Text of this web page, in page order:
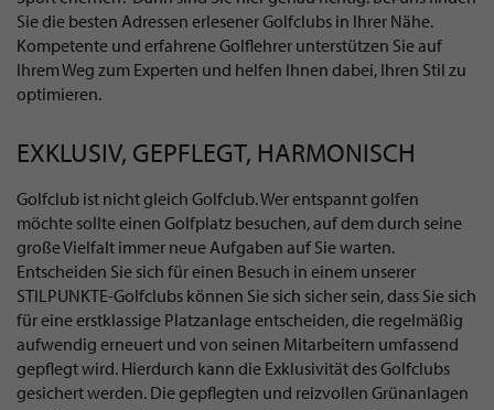
Sie die besten Adressen erlesener Golfclubs in Ihrer Nähe.
Kompetente und erfahrene Golflehrer unterstützen Sie auf
Ihrem Weg zum Experten und helfen Ihnen dabei, Ihren Stil zu
optimieren.
EXKLUSIV, GEPFLEGT, HARMONISCH
Golfclub ist nicht gleich Golfclub. Wer entspannt golfen
möchte sollte einen Golfplatz besuchen, auf dem durch seine
große Vielfalt immer neue Aufgaben auf Sie warten.
Entscheiden Sie sich für einen Besuch in einem unserer
STILPUNKTE-Golfclubs können Sie sich sicher sein, dass Sie sich
für eine erstklassige Platzanlage entscheiden, die regelmäßig
aufwendig erneuert und von seinen Mitarbeitern umfassend
gepflegt wird. Hierdurch kann die Exklusivität des Golfclubs
gesichert werden. Die gepflegten und reizvollen Grünanlagen